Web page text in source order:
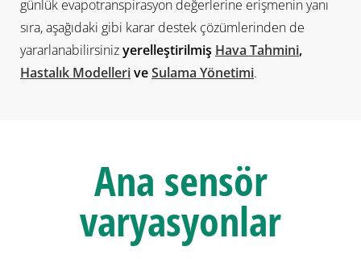
günlük evapotranspirasyon değerlerine erişmenin yanı
sıra, aşağıdaki gibi karar destek çözümlerinden de
yararlanabilirsinizyerelleştirilmiş Hava Tahmini,
Hastalık ModelleriveSulama Yönetimi.
Ana sensör
varyasyonlar